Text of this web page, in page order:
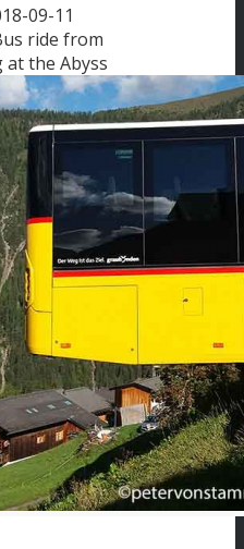
09-11
ride from
the Abyss